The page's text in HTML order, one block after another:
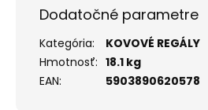
Dodatočné parametre
Kategória:
KOVOVÉ REGÁLY
Hmotnosť: 18.1 kg
EAN: 5903890620578